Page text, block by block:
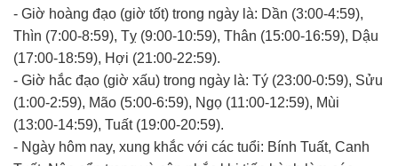
- Giờ hoàng đạo (giờ tốt) trong ngày là: Dần (3:00-4:59),
Thìn (7:00-8:59), Tỵ (9:00-10:59), Thân (15:00-16:59), Dậu
(17:00-18:59), Hợi (21:00-22:59).
- Giờ hắc đạo (giờ xấu) trong ngày là: Tý (23:00-0:59), Sửu
(1:00-2:59), Mão (5:00-6:59), Ngọ (11:00-12:59), Mùi
(13:00-14:59), Tuất (19:00-20:59).
- Ngày hôm nay, xung khắc với các tuổi: Bính Tuất, Canh